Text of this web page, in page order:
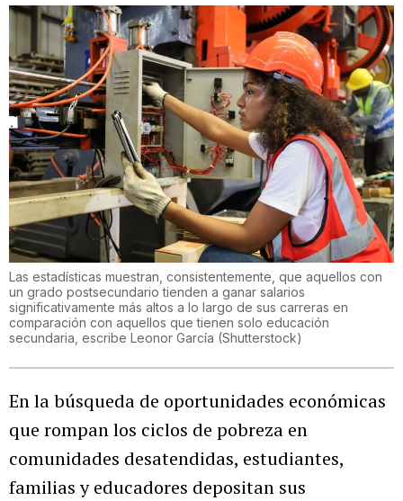
Las estadísticas muestran, consistentemente, que aquellos con
un grado postsecundario tienden a ganar salarios
significativamente más altos a lo largo de sus carreras en
comparación con aquellos que tienen solo educación
secundaria, escribe Leonor García (Shutterstock)
En la búsqueda de oportunidades económicas
que rompan los ciclos de pobreza en
comunidades desatendidas, estudiantes,
familias y educadores depositan sus